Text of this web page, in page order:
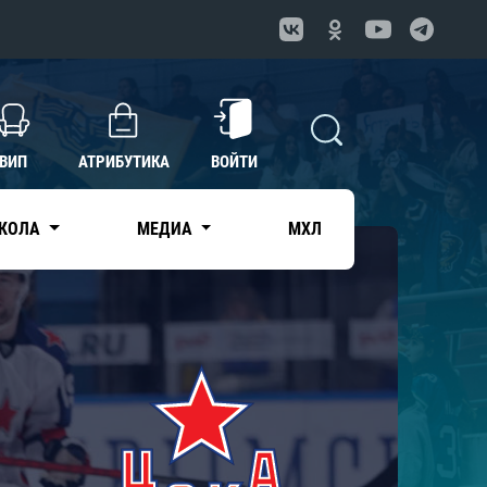
ВИП АТРИБУТИКА ВОЙТИ
МЕДИА МХЛ